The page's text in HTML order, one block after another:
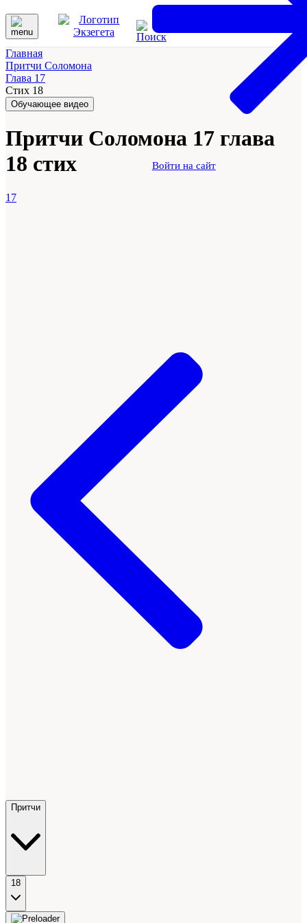
Войти на сайт
Главная
Притчи Соломона
Глава 17
Стих 18
Обучающее видео
Притчи Соломона 17 глава
18 стих
17
Притчи
18